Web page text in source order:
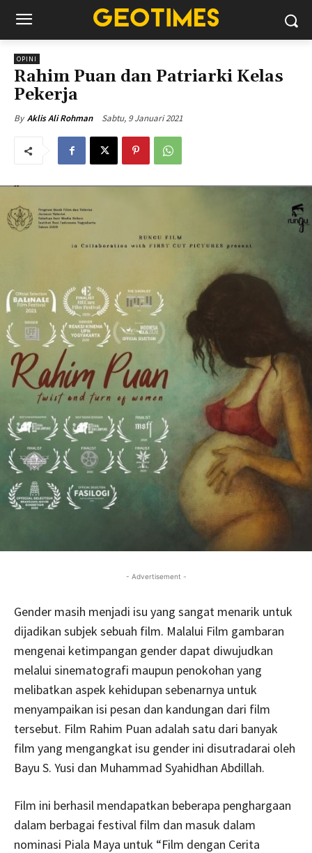
OPINI
Rahim Puan dan Patriarki Kelas
Pekerja
By Aklis Ali Rohman Sabtu, 9 Januari 2021
- Advertisement -
Gender masih menjadi isu yang sangat menarik untuk
dijadikan subjek sebuah film. Malalui Film gambaran
mengenai ketimpangan gender dapat diwujudkan
melalui sinematografi maupun penokohan yang
melibatkan aspek kehidupan sebenarnya untuk
menyampaikan isi pesan dan kandungan dari film
tersebut. Film Rahim Puan adalah satu dari banyak
film yang mengangkat isu gender ini disutradarai oleh
Bayu S. Yusi dan Muhammad Syahidhan Abdillah.
Film ini berhasil mendapatkan beberapa penghargaan
dalam berbagai festival film dan masuk dalam
nominasi Piala Maya untuk “Film dengan Cerita